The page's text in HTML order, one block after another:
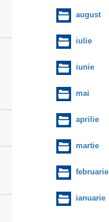
august
iulie
iunie
mai
aprilie
martie
februarie
ianuarie